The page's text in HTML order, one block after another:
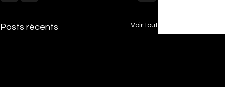
Posts récents Voir tout